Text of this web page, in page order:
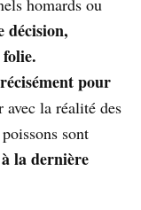
décision,
pour
la réalité des
sont
la dernière